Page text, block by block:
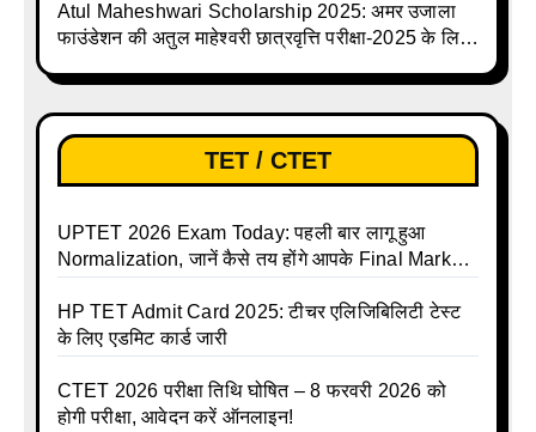
Atul Maheshwari Scholarship 2025: अमर उजाला
फाउंडेशन की अतुल माहेश्वरी छात्रवृत्ति परीक्षा-2025 के लिए
TET / CTET
UPTET 2026 Exam Today: पहली बार लागू हुआ
Normalization, जानें कैसे तय होंगे आपके Final Marks
HP TET Admit Card 2025: टीचर एलिजिबिलिटी टेस्ट
के लिए एडमिट कार्ड जारी
CTET 2026 परीक्षा तिथि घोषित – 8 फरवरी 2026 को
होगी परीक्षा, आवेदन करें ऑनलाइन!